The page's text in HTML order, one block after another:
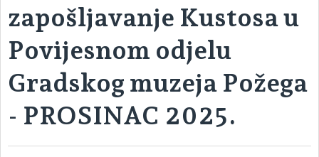
zapošljavanje Kustosa u
Povijesnom odjelu
Gradskog muzeja Požega
- PROSINAC 2025.